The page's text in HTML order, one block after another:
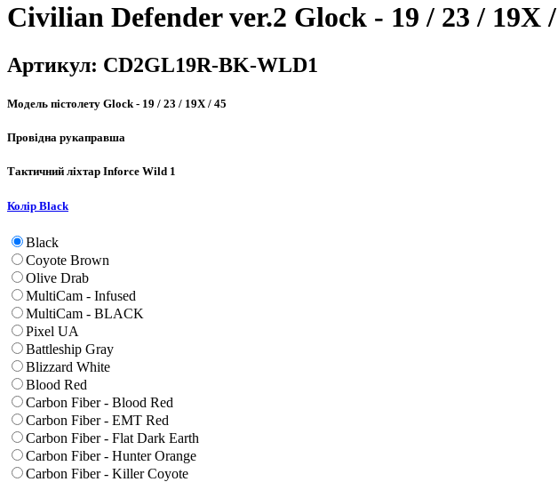
Civilian Defender ver.2 Glock - 19 / 23 / 19X
Артикул: CD2GL19R-BK-WLD1
Модель пістолету Glock - 19 / 23 / 19X / 45
Провідна рукаправша
Тактичний ліхтар Inforce Wild 1
Колір Black
Black
Coyote Brown
Olive Drab
MultiCam - Infused
MultiCam - BLACK
Pixel UA
Battleship Gray
Blizzard White
Blood Red
Carbon Fiber - Blood Red
Carbon Fiber - EMT Red
Carbon Fiber - Flat Dark Earth
Carbon Fiber - Hunter Orange
Carbon Fiber - Killer Coyote